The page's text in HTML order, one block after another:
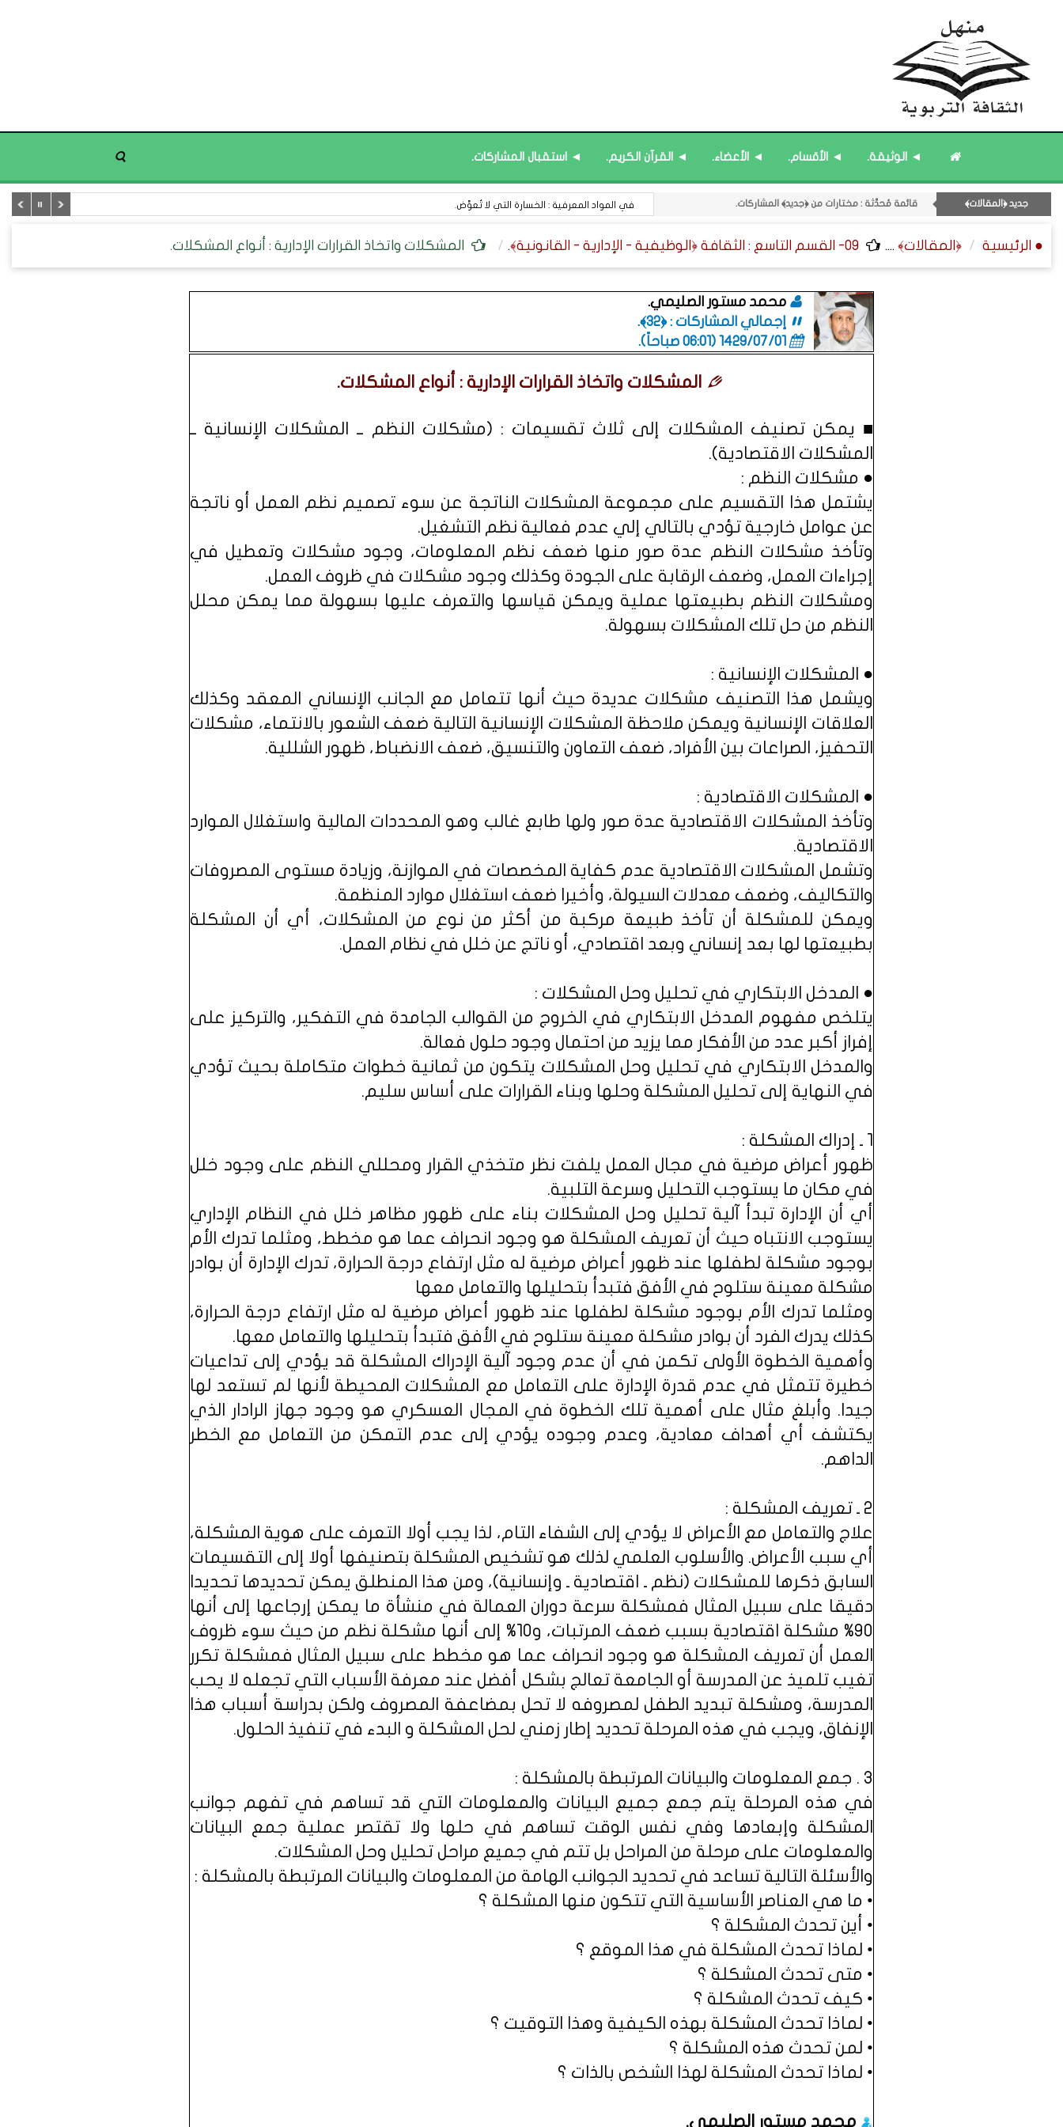
◄ الوثيقة. ◄ الأقسام. ◄ الأعضاء. ◄ القرآن الكريم. ◄ استقبال المشاركات.
جديد ﴿المقالات﴾
قائمة مُحدَّثة : حديث الساعة.
قائمة مُثبتة : إدارة منهل الثقافة التربوية.
11- القسم الحادي عشر : ﴿اللقاءات الشخصية - الثقافة المتسلسلة﴾.
قائمة مُثبتة : مشرف منهل الثقافة التربوية. قائمة محدَّثة : العلوم ﴿التربوية - التعليمية﴾.
● الرئيسية ﴿المقالات﴾ .... 09- القسم التاسع : الثقافة ﴿الوظيفية - الإدارية - القانونية﴾. المشكلات واتخاذ القرارات الإدارية : أنواع المشكلات.
محمد مستور الصليمي.
إجمالي المشاركات : ﴿32﴾.
1429/07/01 (06:01 صباحاً)
.
المشكلات واتخاذ القرارات الإدارية : أنواع المشكلات.
■ يمكن تصنيف المشكلات إلى ثلاث تقسيمات : (مشكلات النظم ــ المشكلات الإنسانية ــ
المشكلات الاقتصادية).
● مشكلات النظم :
يشتمل هذا التقسيم على مجموعة المشكلات الناتجة عن سوء تصميم نظم العمل أو ناتجة
عن عوامل خارجية تؤدي بالتالي إلي عدم فعالية نظم التشغيل.
وتأخذ مشكلات النظم عدة صور منها ضعف نظم المعلومات، وجود مشكلات وتعطيل في
إجراءات العمل، وضعف الرقابة على الجودة وكذلك وجود مشكلات في ظروف العمل.
ومشكلات النظم بطبيعتها عملية ويمكن قياسها والتعرف عليها بسهولة مما يمكن محلل
النظم من حل تلك المشكلات بسهولة.
● المشكلات الإنسانية :
ويشمل هذا التصنيف مشكلات عديدة حيث أنها تتعامل مع الجانب الإنساني المعقد وكذلك
العلاقات الإنسانية ويمكن ملاحظة المشكلات الإنسانية التالية ضعف الشعور بالانتماء، مشكلات
التحفيز، الصراعات بين الأفراد، ضعف التعاون والتنسيق، ضعف الانضباط، ظهور الشللية.
● المشكلات الاقتصادية :
وتأخذ المشكلات الاقتصادية عدة صور ولها طابع غالب وهو المحددات المالية واستغلال الموارد
الاقتصادية.
وتشمل المشكلات الاقتصادية عدم كفاية المخصصات في الموازنة، وزيادة مستوى المصروفات
والتكاليف، وضعف معدلات السيولة، وأخيرا ضعف استغلال موارد المنظمة.
ويمكن للمشكلة أن تأخذ طبيعة مركبة من أكثر من نوع من المشكلات، أي أن المشكلة
بطبيعتها لها بعد إنساني وبعد اقتصادي، أو ناتج عن خلل في نظام العمل.
● المدخل الابتكاري في تحليل وحل المشكلات :
يتلخص مفهوم المدخل الابتكاري في الخروج من القوالب الجامدة في التفكير، والتركيز على
إفراز أكبر عدد من الأفكار مما يزيد من احتمال وجود حلول فعالة.
والمدخل الابتكاري في تحليل وحل المشكلات يتكون من ثمانية خطوات متكاملة بحيث تؤدي
في النهاية إلى تحليل المشكلة وحلها وبناء القرارات على أساس سليم.
1 ـ إدراك المشكلة :
ظهور أعراض مرضية في مجال العمل يلفت نظر متخذي القرار ومحللي النظم على وجود خلل
في مكان ما يستوجب التحليل وسرعة التلبية.
أي أن الإدارة تبدأ آلية تحليل وحل المشكلات بناء على ظهور مظاهر خلل في النظام الإداري
يستوجب الانتباه حيث أن تعريف المشكلة هو وجود انحراف عما هو مخطط، ومثلما تدرك الأم
بوجود مشكلة لطفلها عند ظهور أعراض مرضية له مثل ارتفاع درجة الحرارة، تدرك الإدارة أن بوادر
مشكلة معينة ستلوح في الأفق فتبدأ بتحليلها والتعامل معها
ومثلما تدرك الأم بوجود مشكلة لطفلها عند ظهور أعراض مرضية له مثل ارتفاع درجة الحرارة،
كذلك يدرك الفرد أن بوادر مشكلة معينة ستلوح في الأفق فتبدأ بتحليلها والتعامل معها.
وأهمية الخطوة الأولى تكمن في أن عدم وجود آلية الإدراك المشكلة قد يؤدي إلى تداعيات
خطيرة تتمثل في عدم قدرة الإدارة على التعامل مع المشكلات المحيطة لأنها لم تستعد لها
جيدا. وأبلغ مثال على أهمية تلك الخطوة في المجال العسكري هو وجود جهاز الرادار الذي
يكتشف أي أهداف معادية، وعدم وجوده يؤدي إلى عدم التمكن من التعامل مع الخطر
الداهم.
2 ـ تعريف المشكلة :
علاج والتعامل مع الأعراض لا يؤدي إلى الشفاء التام، لذا يجب أولا التعرف على هوية المشكلة،
أي سبب الأعراض. والأسلوب العلمي لذلك هو تشخيص المشكلة بتصنيفها أولا إلى التقسيمات
السابق ذكرها للمشكلات (نظم ـ اقتصادية ـ وإنسانية)، ومن هذا المنطلق يمكن تحديدها تحديدا
دقيقا على سبيل المثال فمشكلة سرعة دوران العمالة في منشأة ما يمكن إرجاعها إلى أنها
90% مشكلة اقتصادية بسبب ضعف المرتبات، و10% إلى أنها مشكلة نظم من حيث سوء ظروف
العمل أن تعريف المشكلة هو وجود انحراف عما هو مخطط على سبيل المثال فمشكلة تكرر
تغيب تلميذ عن المدرسة أو الجامعة تعالج بشكل أفضل عند معرفة الأسباب التي تجعله لا يحب
المدرسة، ومشكلة تبديد الطفل لمصروفه لا تحل بمضاعفة المصروف ولكن بدراسة أسباب هذا
الإنفاق، ويجب في هذه المرحلة تحديد إطار زمني لحل المشكلة و البدء في تنفيذ الحلول.
3 . جمع المعلومات والبيانات المرتبطة بالمشكلة :
في هذه المرحلة يتم جمع جميع البيانات والمعلومات التي قد تساهم في تفهم جوانب
المشكلة وإبعادها وفي نفس الوقت تساهم في حلها ولا تقتصر عملية جمع البيانات
والمعلومات على مرحلة من المراحل بل تتم في جميع مراحل تحليل وحل المشكلات.
والأسئلة التالية تساعد في تحديد الجوانب الهامة من المعلومات والبيانات المرتبطة بالمشكلة :
• ما هي العناصر الأساسية التي تتكون منها المشكلة ؟
• أين تحدث المشكلة ؟
• لماذا تحدث المشكلة في هذا الموقع ؟
• متى تحدث المشكلة ؟
• كيف تحدث المشكلة ؟
• لماذا تحدث المشكلة بهذه الكيفية وهذا التوقيت ؟
• لمن تحدث هذه المشكلة ؟
• لماذا تحدث المشكلة لهذا الشخص بالذات ؟
محمد مستور الصليمي.